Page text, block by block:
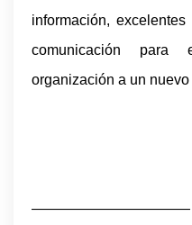
información,
comunicación
organización a un nuevo
———————————